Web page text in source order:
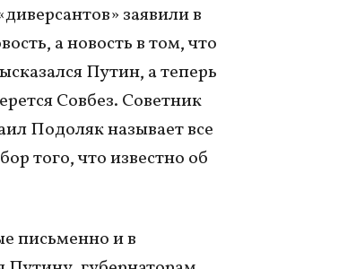
заявили в
а новость в том, что
Путин, а теперь
Совбез. Советник
Подоляк называет все
того, что известно об
письменно и в